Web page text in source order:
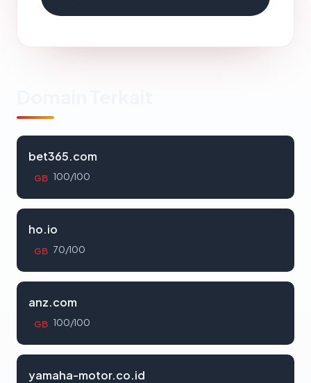
bet365.com
GB 100/100
ho.io
GB 70/100
anz.com
GB 100/100
yamaha-motor.co.id